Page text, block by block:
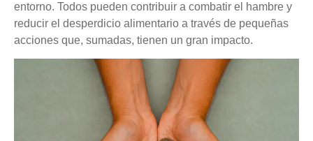
entorno. Todos pueden contribuir a combatir el hambre y
reducir el desperdicio alimentario a través de pequeñas
acciones que, sumadas, tienen un gran impacto.